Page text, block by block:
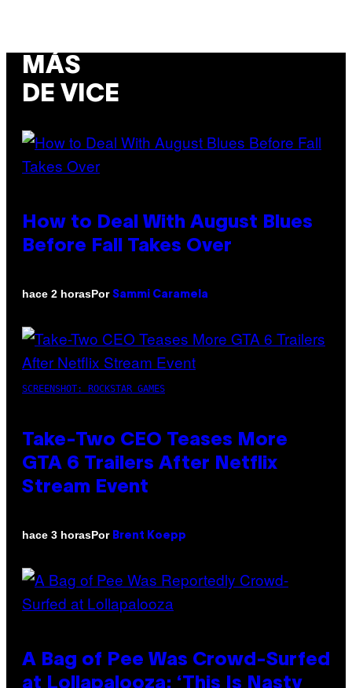
MÁS
DE VICE
How to Deal With August Blues
Before Fall Takes Over
hace 2 horasPor Sammi Caramela
SCREENSHOT: ROCKSTAR GAMES
Take-Two CEO Teases More
GTA 6 Trailers After Netflix
Stream Event
hace 3 horasPor Brent Koepp
A Bag of Pee Was Crowd-Surfed
at Lollapalooza: ‘This Is Nasty